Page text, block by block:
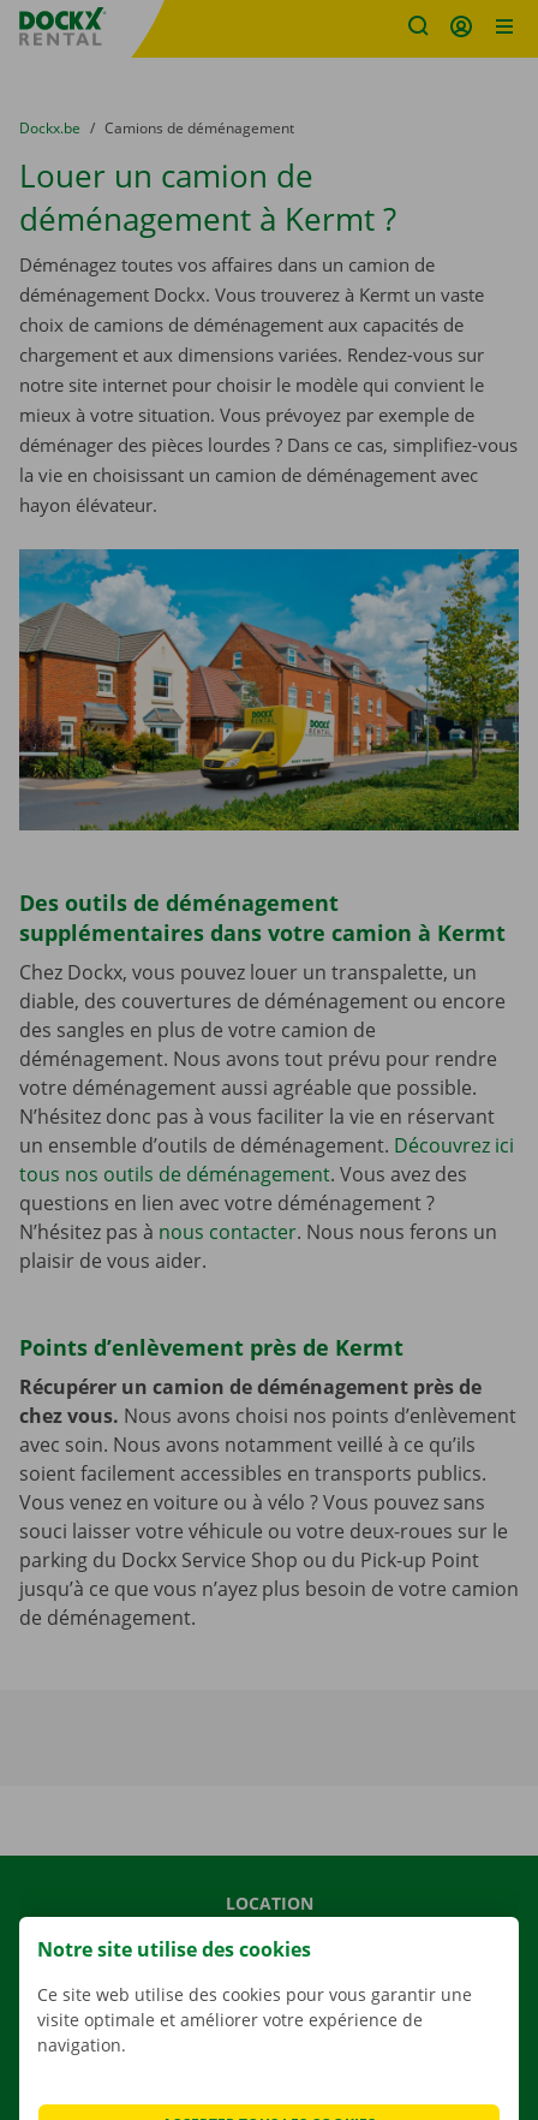
sitename
You are here:
du
Dockx.be to
Camions de déménagement
Louer un camion de
déménagement à Kermt ?
Déménagez toutes vos affaires dans un camion de
déménagement Dockx. Vous trouverez à Kermt un vaste
choix de camions de déménagement aux capacités de
chargement et aux dimensions variées. Rendez-vous sur
notre site internet pour choisir le modèle qui convient le
mieux à votre situation. Vous prévoyez par exemple de
déménager des pièces lourdes ? Dans ce cas, simplifiez-vous
la vie en choisissant un camion de déménagement avec
hayon élévateur.
Des outils de déménagement
supplémentaires dans votre camion à Kermt
Chez Dockx, vous pouvez louer un transpalette, un
diable, des couvertures de déménagement ou encore
des sangles en plus de votre camion de
déménagement. Nous avons tout prévu pour rendre
votre déménagement aussi agréable que possible.
N’hésitez donc pas à vous faciliter la vie en réservant
un ensemble d’outils de déménagement. Découvrez ici
tous nos outils de déménagement. Vous avez des
questions en lien avec votre déménagement ?
N’hésitez pas à nous contacter. Nous nous ferons un
plaisir de vous aider.
Points d’enlèvement près de Kermt
Récupérer un camion de déménagement près de
chez vous. Nous avons choisi nos points d’enlèvement
avec soin. Nous avons notamment veillé à ce qu’ils
soient facilement accessibles en transports publics.
Vous venez en voiture ou à vélo ? Vous pouvez sans
souci laisser votre véhicule ou votre deux-roues sur le
parking du Dockx Service Shop ou du Pick-up Point
jusqu’à ce que vous n’ayez plus besoin de votre camion
de déménagement.
LOCATION
NOS VÉHICULES
AGENCES
Notre site utilise des cookies
Ce site web utilise des cookies pour vous garantir une
visite optimale et améliorer votre expérience de
navigation.